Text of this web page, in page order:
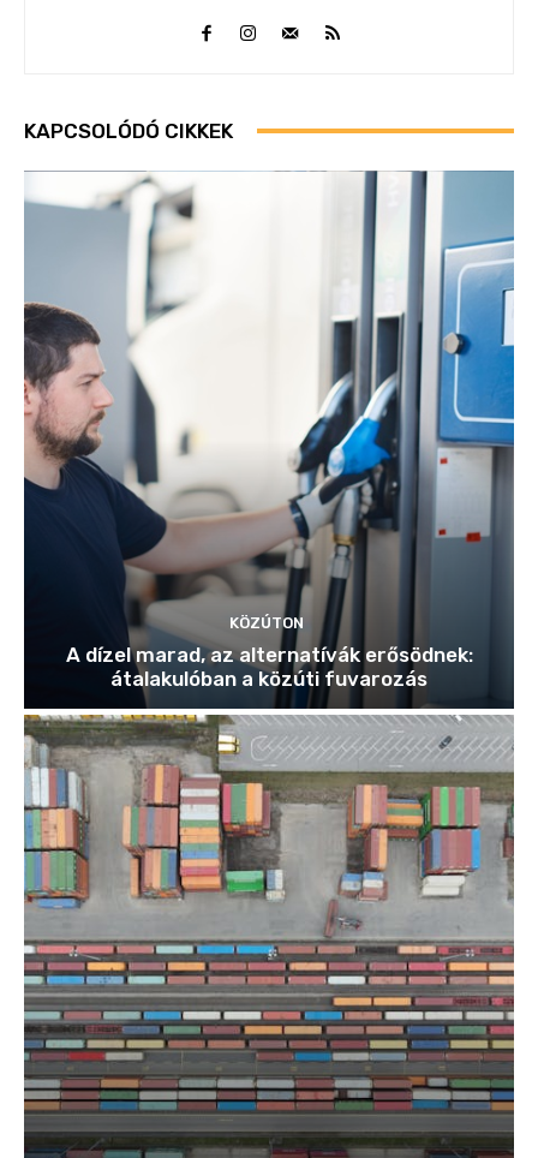
KAPCSOLÓDÓ CIKKEK
KÖZÚTON
A dízel marad, az alternatívák erősödnek:
átalakulóban a közúti fuvarozás